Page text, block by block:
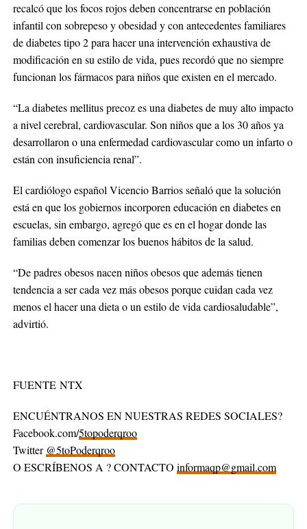
recalcó que los focos rojos deben concentrarse en población
infantil con sobrepeso y obesidad y con antecedentes familiares
de diabetes tipo 2 para hacer una intervención exhaustiva de
modificación en su estilo de vida, pues recordó que no siempre
funcionan los fármacos para niños que existen en el mercado.
“La diabetes mellitus precoz es una diabetes de muy alto impacto
a nivel cerebral, cardiovascular. Son niños que a los 30 años ya
desarrollaron o una enfermedad cardiovascular como un infarto o
están con insuficiencia renal”.
El cardiólogo español Vicencio Barrios señaló que la solución
está en que los gobiernos incorporen educación en diabetes en
escuelas, sin embargo, agregó que es en el hogar donde las
familias deben comenzar los buenos hábitos de la salud.
“De padres obesos nacen niños obesos que además tienen
tendencia a ser cada vez más obesos porque cuidan cada vez
menos el hacer una dieta o un estilo de vida cardiosaludable”,
advirtió.
FUENTE NTX
ENCUÉNTRANOS EN NUESTRAS REDES SOCIALES?
Facebook.com/5topoderqroo
Twitter @5toPoderqroo
O ESCRÍBENOS A ? CONTACTO informaqp@gmail.com